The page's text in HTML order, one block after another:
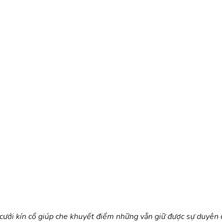
kín cổ giúp che khuyết điểm những vẫn giữ được sự duyên